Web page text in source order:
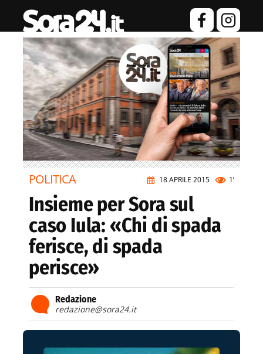
18 APRILE 2015 1’
POLITICA
Insieme per Sora sul
caso Iula: «Chi di spada
ferisce, di spada
perisce»
Redazione
redazione@sora24.it